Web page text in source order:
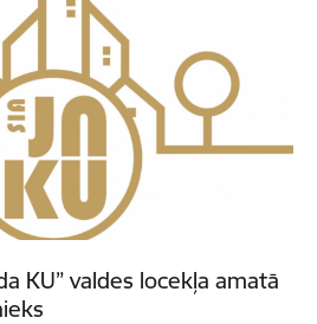
KU” valdes locekļa amatā